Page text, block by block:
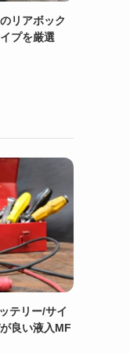
リアボック
プを厳選
テリー/サイ
良い液入MF